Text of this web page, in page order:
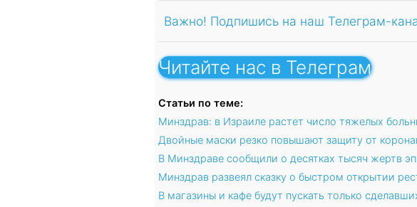
Важно! Подпишись на наш Телеграм-
Читайте нас в Телеграм
Статьи по теме:
Минздрав: в Израиле растет число тяжелых
Двойные маски резко повышают защиту от
В Минздраве сообщили о десятках тысяч жертв
Минздрав развеял сказку о быстром открытии
В магазины и кафе будут пускать только